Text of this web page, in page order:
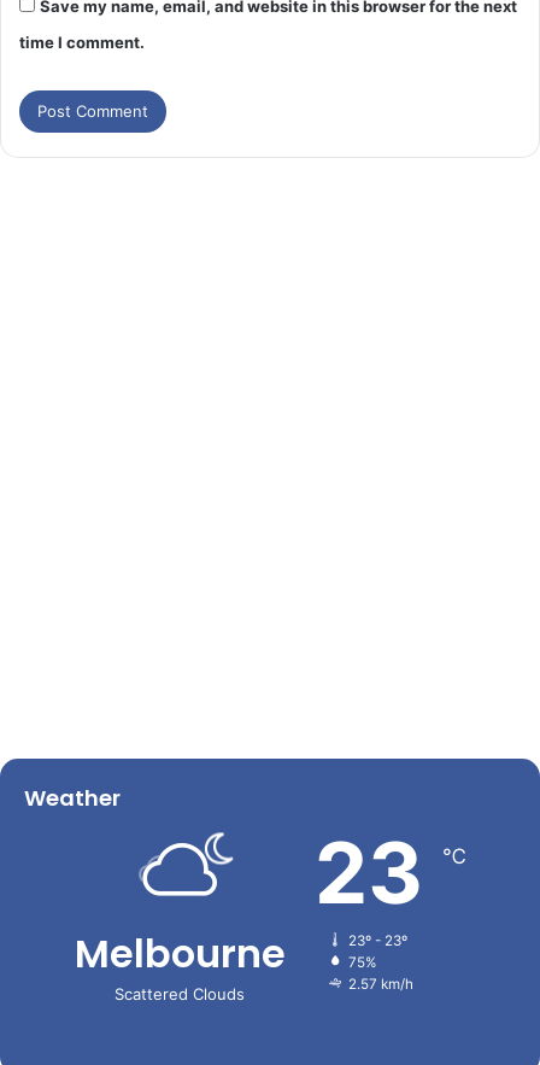
Save my name, email, and website in this browser for the next
time I comment.
Weather
Melbourne
Scattered Clouds
23 ℃
23º - 23º
75%
2.57 km/h